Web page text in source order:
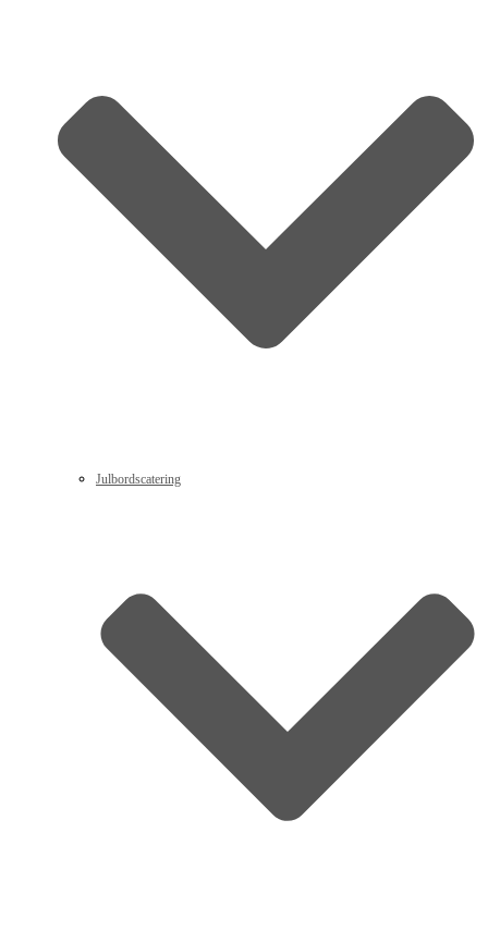
Julbordscatering